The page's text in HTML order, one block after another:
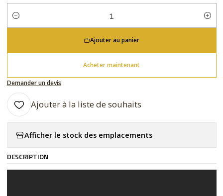
Quantité
Ajouter au panier
Acheter maintenant
Demander un devis
Ajouter à la liste de souhaits
Afficher le stock des emplacements
DESCRIPTION